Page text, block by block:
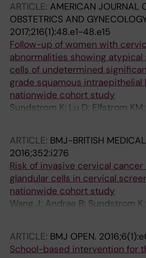
ARTICLE: AMERICAN JOURNAL
OBSTETRICS AND
2017;216(1):48.e1-48.e15
Follow-up of women with
abnormalities showing atypical
cells of undetermined
grade squamous intraepithelial
nationwide cohort study
Sundstrom K; Lu D; Elfstrom
ARTICLE: BMJ-BRITISH
2016;352:i276
Risk of invasive cervical
glandular cells in cervical
nationwide cohort study
Wang J; Andrae B; Sundstrom
Ploner A; Elfstrom KM;
ARTICLE: BMJ OPEN.
School-based intervention for